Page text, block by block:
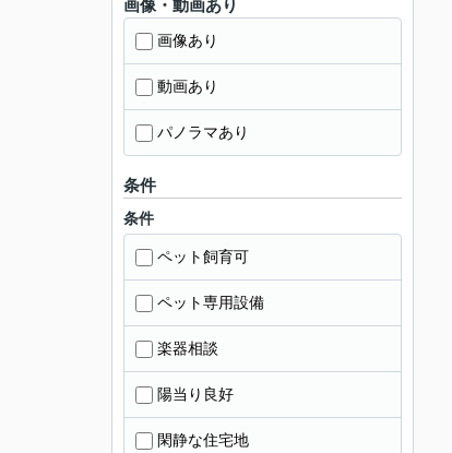
画像・動画あり
画像あり
動画あり
パノラマあり
条件
条件
ペット飼育可
ペット専用設備
楽器相談
陽当り良好
閑静な住宅地